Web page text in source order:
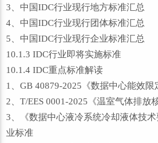
3、中国IDC行业现行地方标准汇总
4、中国IDC行业现行团体标准汇总
5、中国IDC行业现行企业标准汇总
10.1.3 IDC行业即将实施标准
10.1.4 IDC重点标准解读
1、GB 40879-2025《数据中心能效限
2、T/EES 0001-2025《温室气体排放
3、《数据中心液冷系统冷却液体技
业标准